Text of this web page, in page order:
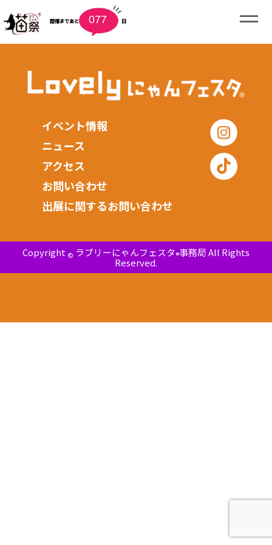
開催まであと 077 日
イベント情報
ニュース
アクセス
お問い合わせ
出展に関するお問い合わせ
Copyright © ラブリーにゃんフェスタ®事務局 All Rights
Reserved.